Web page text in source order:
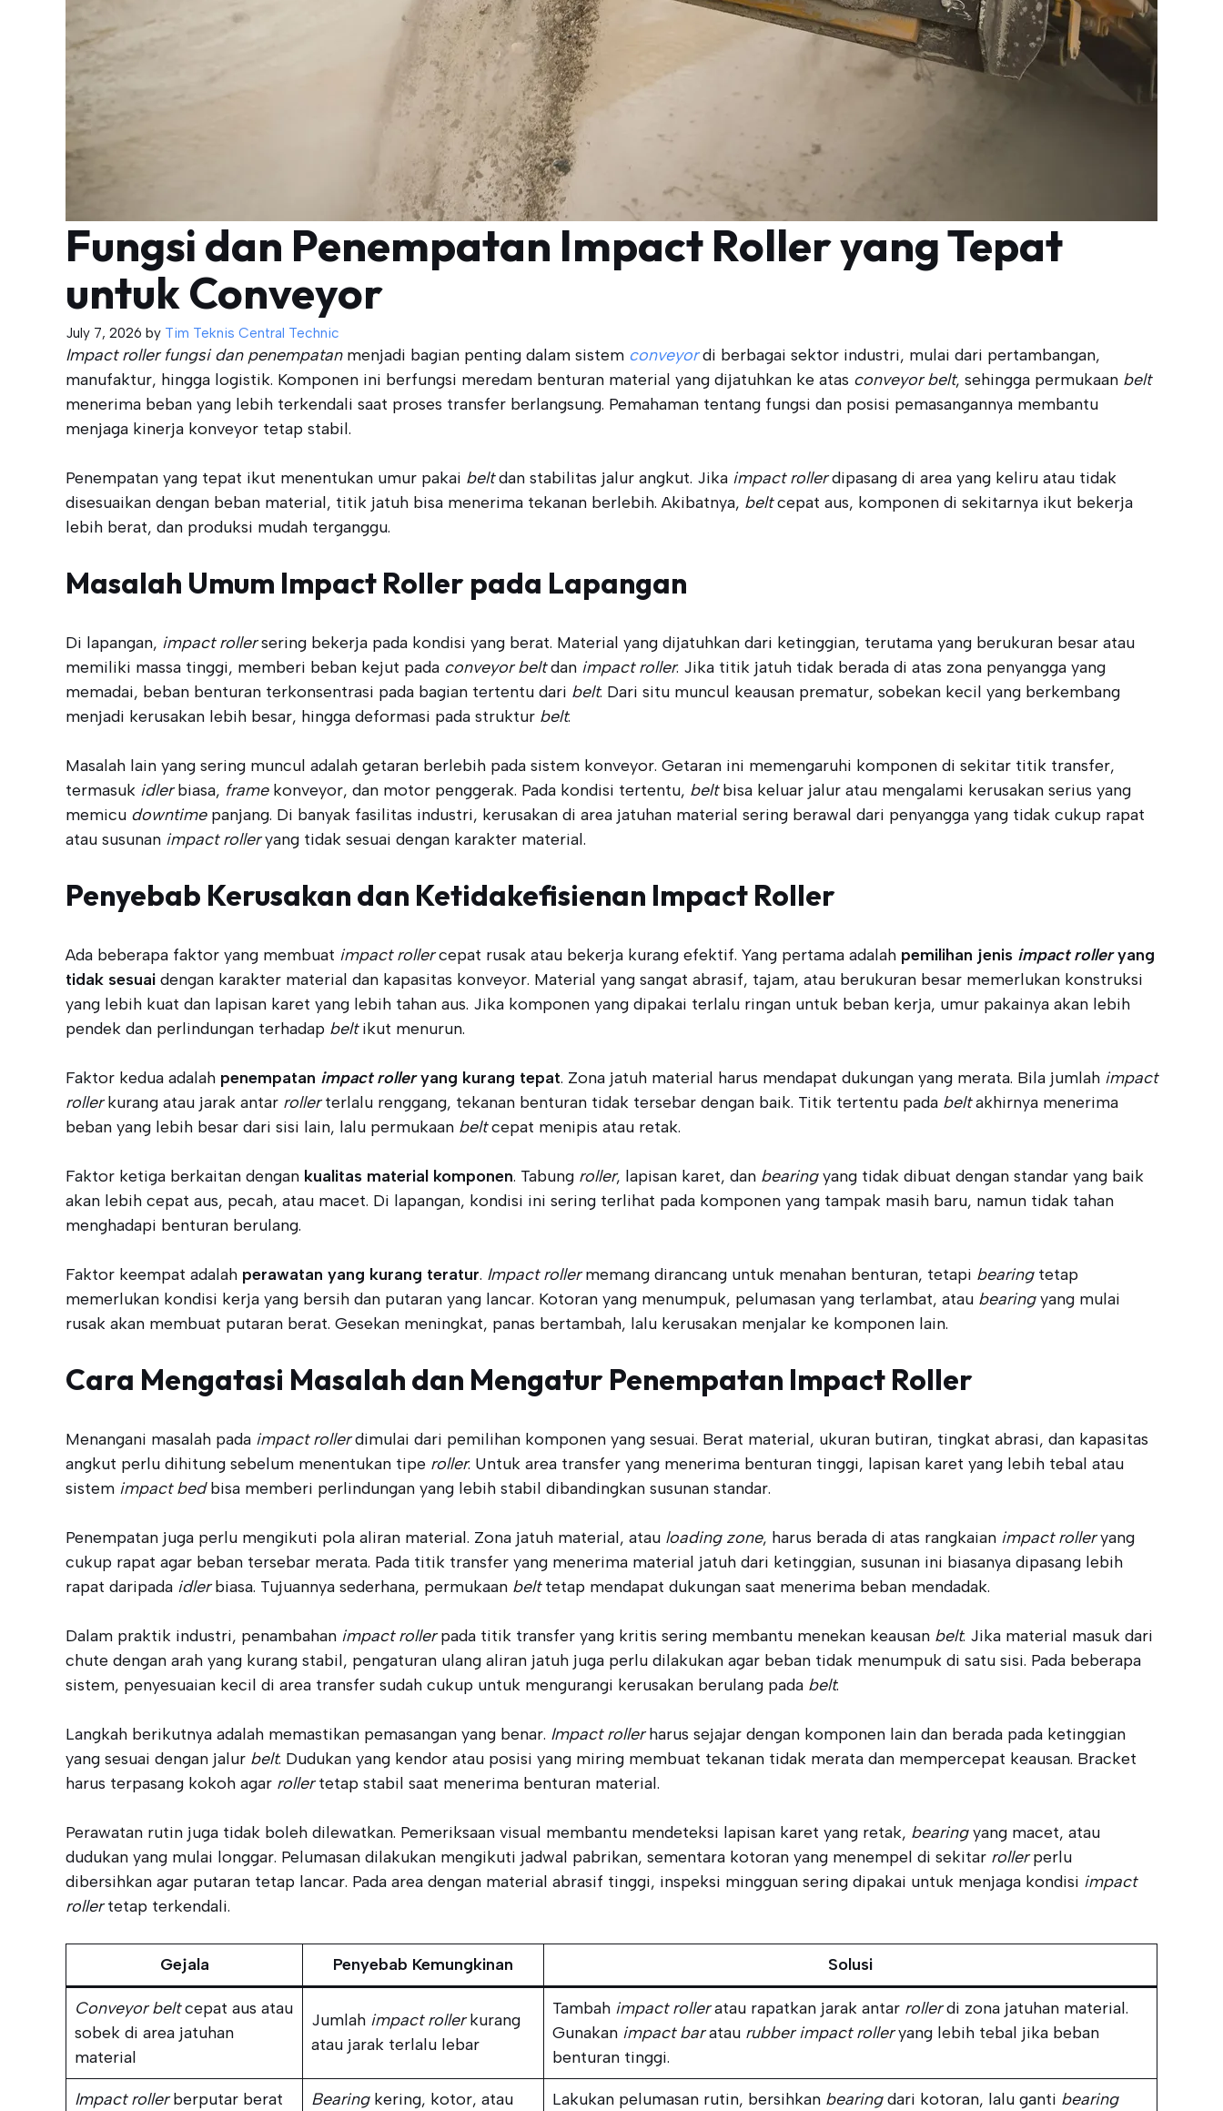
Fungsi dan Penempatan Impact Roller yang Tepat
untuk Conveyor
July 7, 2026 by Tim Teknis Central Technic
Impact roller fungsi dan penempatanmenjadi bagian penting dalam sistem conveyordi berbagai sektor industri, mulai dari pertambangan,
manufaktur, hingga logistik. Komponen ini berfungsi meredam benturan material yang dijatuhkan ke atas conveyor belt, sehingga permukaan belt
menerima beban yang lebih terkendali saat proses transfer berlangsung. Pemahaman tentang fungsi dan posisi pemasangannya membantu
menjaga kinerja konveyor tetap stabil.
Penempatan yang tepat ikut menentukan umur pakai beltdan stabilitas jalur angkut. Jika impact rollerdipasang di area yang keliru atau tidak
disesuaikan dengan beban material, titik jatuh bisa menerima tekanan berlebih. Akibatnya, beltcepat aus, komponen di sekitarnya ikut bekerja
lebih berat, dan produksi mudah terganggu.
Masalah Umum Impact Roller pada Lapangan
Di lapangan, impact rollersering bekerja pada kondisi yang berat. Material yang dijatuhkan dari ketinggian, terutama yang berukuran besar atau
memiliki massa tinggi, memberi beban kejut pada conveyor beltdan impact roller. Jika titik jatuh tidak berada di atas zona penyangga yang
memadai, beban benturan terkonsentrasi pada bagian tertentu dari belt. Dari situ muncul keausan prematur, sobekan kecil yang berkembang
menjadi kerusakan lebih besar, hingga deformasi pada struktur belt.
Masalah lain yang sering muncul adalah getaran berlebih pada sistem konveyor. Getaran ini memengaruhi komponen di sekitar titik transfer,
termasuk idlerbiasa, framekonveyor, dan motor penggerak. Pada kondisi tertentu, beltbisa keluar jalur atau mengalami kerusakan serius yang
memicu downtimepanjang. Di banyak fasilitas industri, kerusakan di area jatuhan material sering berawal dari penyangga yang tidak cukup rapat
atau susunan impact rolleryang tidak sesuai dengan karakter material.
Penyebab Kerusakan dan Ketidakefisienan Impact Roller
Ada beberapa faktor yang membuat impact rollercepat rusak atau bekerja kurang efektif. Yang pertama adalah pemilihan jenis impact rolleryang
tidak sesuai dengan karakter material dan kapasitas konveyor. Material yang sangat abrasif, tajam, atau berukuran besar memerlukan konstruksi
yang lebih kuat dan lapisan karet yang lebih tahan aus. Jika komponen yang dipakai terlalu ringan untuk beban kerja, umur pakainya akan lebih
pendek dan perlindungan terhadap beltikut menurun.
Faktor kedua adalah penempatan impact rolleryang kurang tepat. Zona jatuh material harus mendapat dukungan yang merata. Bila jumlah impact
rollerkurang atau jarak antar rollerterlalu renggang, tekanan benturan tidak tersebar dengan baik. Titik tertentu pada beltakhirnya menerima
beban yang lebih besar dari sisi lain, lalu permukaan beltcepat menipis atau retak.
Faktor ketiga berkaitan dengan kualitas material komponen. Tabung roller, lapisan karet, dan bearingyang tidak dibuat dengan standar yang baik
akan lebih cepat aus, pecah, atau macet. Di lapangan, kondisi ini sering terlihat pada komponen yang tampak masih baru, namun tidak tahan
menghadapi benturan berulang.
Faktor keempat adalah perawatan yang kurang teratur. Impact rollermemang dirancang untuk menahan benturan, tetapi bearingtetap
memerlukan kondisi kerja yang bersih dan putaran yang lancar. Kotoran yang menumpuk, pelumasan yang terlambat, atau bearingyang mulai
rusak akan membuat putaran berat. Gesekan meningkat, panas bertambah, lalu kerusakan menjalar ke komponen lain.
Cara Mengatasi Masalah dan Mengatur Penempatan Impact Roller
Menangani masalah pada impact rollerdimulai dari pemilihan komponen yang sesuai. Berat material, ukuran butiran, tingkat abrasi, dan kapasitas
angkut perlu dihitung sebelum menentukan tipe roller. Untuk area transfer yang menerima benturan tinggi, lapisan karet yang lebih tebal atau
sistem impact bedbisa memberi perlindungan yang lebih stabil dibandingkan susunan standar.
Penempatan juga perlu mengikuti pola aliran material. Zona jatuh material, atau loading zone, harus berada di atas rangkaian impact rolleryang
cukup rapat agar beban tersebar merata. Pada titik transfer yang menerima material jatuh dari ketinggian, susunan ini biasanya dipasang lebih
rapat daripada idlerbiasa. Tujuannya sederhana, permukaan belttetap mendapat dukungan saat menerima beban mendadak.
Dalam praktik industri, penambahan impact rollerpada titik transfer yang kritis sering membantu menekan keausan belt. Jika material masuk dari
chute dengan arah yang kurang stabil, pengaturan ulang aliran jatuh juga perlu dilakukan agar beban tidak menumpuk di satu sisi. Pada beberapa
sistem, penyesuaian kecil di area transfer sudah cukup untuk mengurangi kerusakan berulang pada belt.
Langkah berikutnya adalah memastikan pemasangan yang benar. Impact rollerharus sejajar dengan komponen lain dan berada pada ketinggian
yang sesuai dengan jalur belt. Dudukan yang kendor atau posisi yang miring membuat tekanan tidak merata dan mempercepat keausan. Bracket
harus terpasang kokoh agar rollertetap stabil saat menerima benturan material.
Perawatan rutin juga tidak boleh dilewatkan. Pemeriksaan visual membantu mendeteksi lapisan karet yang retak, bearingyang macet, atau
dudukan yang mulai longgar. Pelumasan dilakukan mengikuti jadwal pabrikan, sementara kotoran yang menempel di sekitar rollerperlu
dibersihkan agar putaran tetap lancar. Pada area dengan material abrasif tinggi, inspeksi mingguan sering dipakai untuk menjaga kondisi impact
rollertetap terkendali.
Gejala Penyebab Kemungkinan Solusi
Conveyor beltcepat aus atau
sobek di area jatuhan
material
Jumlah impact rollerkurang
atau jarak terlalu lebar
Tambah impact rolleratau rapatkan jarak antar rollerdi zona jatuhan material.
Gunakan impact baratau rubber impact rolleryang lebih tebal jika beban
benturan tinggi.
Impact rollerberputar berat Bearingkering, kotor, atau Lakukan pelumasan rutin, bersihkan bearingdari kotoran, lalu ganti bearing